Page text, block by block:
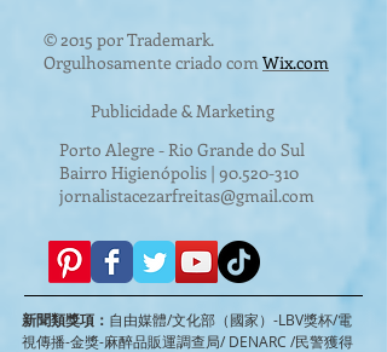
© 2015 por Trademark.
Orgulhosamente criado comWix.com
Publicidade & Marketing
Porto Alegre - Rio Grande do Sul
Bairro Higienópolis | 90.520-310
jornalistacezarfreitas@gmail.com
新聞類獎項： 自由媒體/文化部（國家）-LBV獎杯/電
視傳播-金獎-麻醉品販運調查局/ DENARC /民警獲得